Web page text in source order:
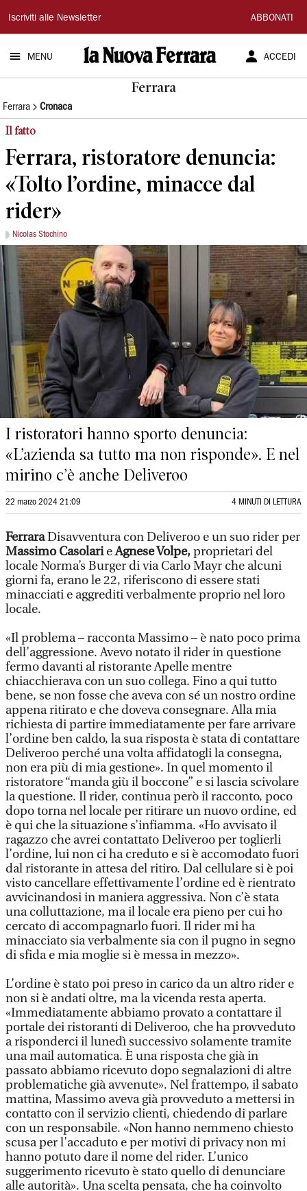
La
Nuova
Ferrara
Iscriviti alle Newsletter ABBONATI
MENU ACCEDI
Ferrara
Ferrara Cronaca
Il fatto
Ferrara, ristoratore denuncia:
«Tolto l’ordine, minacce dal
rider»
Nicolas Stochino
I ristoratori hanno sporto denuncia:
«L’azienda sa tutto ma non risponde». E nel
mirino c’è anche Deliveroo
22 marzo 2024 21:09 4 MINUTI DI LETTURA
FerraraDisavventura con Deliveroo e un suo rider per
Massimo CasolarieAgnese Volpe,proprietari del
locale Norma’s Burger di via Carlo Mayr che alcuni
giorni fa, erano le 22, riferiscono di essere stati
minacciati e aggrediti verbalmente proprio nel loro
locale.
«Il problema – racconta Massimo – è nato poco prima
dell’aggressione. Avevo notato il rider in questione
fermo davanti al ristorante Apelle mentre
chiacchierava con un suo collega. Fino a qui tutto
bene, se non fosse che aveva con sé un nostro ordine
appena ritirato e che doveva consegnare. Alla mia
richiesta di partire immediatamente per fare arrivare
l’ordine ben caldo, la sua risposta è stata di contattare
Deliveroo perché una volta affidatogli la consegna,
non era più di mia gestione». In quel momento il
ristoratore “manda giù il boccone” e si lascia scivolare
la questione. Il rider, continua però il racconto, poco
dopo torna nel locale per ritirare un nuovo ordine, ed
è qui che la situazione s’infiamma. «Ho avvisato il
ragazzo che avrei contattato Deliveroo per toglierli
l’ordine, lui non ci ha creduto e si è accomodato fuori
dal ristorante in attesa del ritiro. Dal cellulare si è poi
visto cancellare effettivamente l’ordine ed è rientrato
avvicinandosi in maniera aggressiva. Non c’è stata
una colluttazione, ma il locale era pieno per cui ho
cercato di accompagnarlo fuori. Il rider mi ha
minacciato sia verbalmente sia con il pugno in segno
di sfida e mia moglie si è messa in mezzo».
L’ordine è stato poi preso in carico da un altro rider e
non si è andati oltre, ma la vicenda resta aperta.
«Immediatamente abbiamo provato a contattare il
portale dei ristoranti di Deliveroo, che ha provveduto
a risponderci il lunedì successivo solamente tramite
una mail automatica. È una risposta che già in
passato abbiamo ricevuto dopo segnalazioni di altre
problematiche già avvenute». Nel frattempo, il sabato
mattina, Massimo aveva già provveduto a mettersi in
contatto con il servizio clienti, chiedendo di parlare
con un responsabile. «Non hanno nemmeno chiesto
scusa per l’accaduto e per motivi di privacy non mi
hanno potuto dare il nome del rider. L’unico
suggerimento ricevuto è stato quello di denunciare
alle autorità». Una scelta pensata, che ha coinvolto